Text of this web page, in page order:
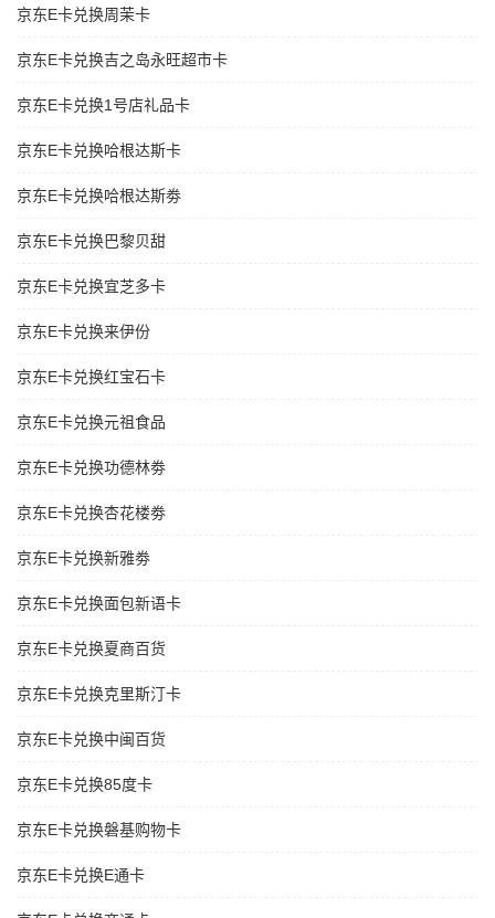
京东E卡兑换周茉卡
京东E卡兑换吉之岛永旺超市卡
京东E卡兑换1号店礼品卡
京东E卡兑换哈根达斯卡
京东E卡兑换哈根达斯劵
京东E卡兑换巴黎贝甜
京东E卡兑换宜芝多卡
京东E卡兑换来伊份
京东E卡兑换红宝石卡
京东E卡兑换元祖食品
京东E卡兑换功德林劵
京东E卡兑换杏花楼劵
京东E卡兑换新雅劵
京东E卡兑换面包新语卡
京东E卡兑换夏商百货
京东E卡兑换克里斯汀卡
京东E卡兑换中闽百货
京东E卡兑换85度卡
京东E卡兑换磐基购物卡
京东E卡兑换E通卡